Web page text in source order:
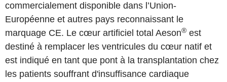
commercialement disponible dans l’Union-
Européenne et autres pays reconnaissant le
marquage CE. Le cœur artificiel total Aeson® est
destiné à remplacer les ventricules du cœur natif et
est indiqué en tant que pont à la transplantation chez
les patients souffrant d'insuffisance cardiaque